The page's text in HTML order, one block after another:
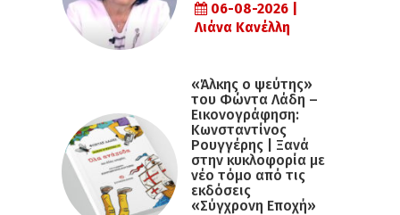
06-08-2026 |
Λιάνα Κανέλλη
«Άλκης ο ψεύτης»
του Φώντα Λάδη –
Εικονογράφηση:
Κωνσταντίνος
Ρουγγέρης | Ξανά
στην κυκλοφορία με
νέο τόμο από τις
εκδόσεις
«Σύγχρονη Εποχή»